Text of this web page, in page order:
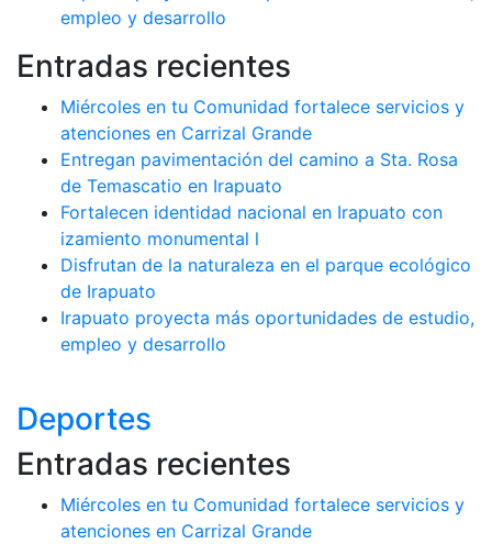
empleo y desarrollo
Entradas recientes
Miércoles en tu Comunidad fortalece servicios y
atenciones en Carrizal Grande
Entregan pavimentación del camino a Sta. Rosa
de Temascatio en Irapuato
Fortalecen identidad nacional en Irapuato con
izamiento monumental l
Disfrutan de la naturaleza en el parque ecológico
de Irapuato
Irapuato proyecta más oportunidades de estudio,
empleo y desarrollo
Deportes
Entradas recientes
Miércoles en tu Comunidad fortalece servicios y
atenciones en Carrizal Grande